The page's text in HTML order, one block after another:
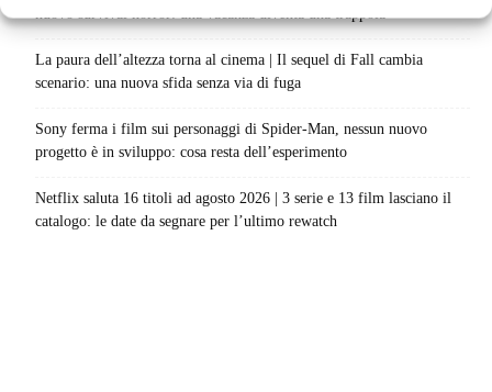
La paura dell’altezza torna al cinema | Il sequel di Fall cambia
scenario: una nuova sfida senza via di fuga
Sony ferma i film sui personaggi di Spider-Man, nessun nuovo
progetto è in sviluppo: cosa resta dell’esperimento
Netflix saluta 16 titoli ad agosto 2026 | 3 serie e 13 film lasciano il
catalogo: le date da segnare per l’ultimo rewatch